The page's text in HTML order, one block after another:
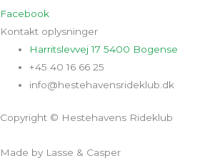
Facebook
Kontakt oplysninger
Harritslevvej 17 5400 Bogense
+45 40 16 66 25
info@hestehavensrideklub.dk
Copyright © Hestehavens Rideklub
Made by Lasse & Casper